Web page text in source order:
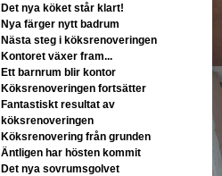
Det nya köket står klart!
Nya färger nytt badrum
Nästa steg i köksrenoveringen
Kontoret växer fram...
Ett barnrum blir kontor
Köksrenoveringen fortsätter
Fantastiskt resultat av
köksrenoveringen
Köksrenovering från grunden
Äntligen har hösten kommit
Det nya sovrumsgolvet